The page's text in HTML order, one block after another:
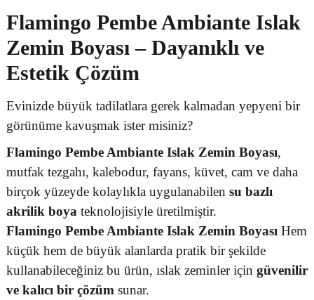
Flamingo Pembe Ambiante Islak
Zemin Boyası – Dayanıklı ve
Estetik Çözüm
Evinizde büyük tadilatlara gerek kalmadan yepyeni bir
görünüme kavuşmak ister misiniz?
Flamingo Pembe Ambiante Islak Zemin Boyası,
mutfak tezgahı, kalebodur, fayans, küvet, cam ve daha
birçok yüzeyde kolaylıkla uygulanabilen su bazlı
akrilik boya teknolojisiyle üretilmiştir.
Flamingo Pembe Ambiante Islak Zemin Boyası Hem
küçük hem de büyük alanlarda pratik bir şekilde
kullanabileceğiniz bu ürün, ıslak zeminler için güvenilir
ve kalıcı bir çözüm sunar.